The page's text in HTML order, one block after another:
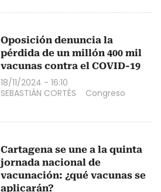
Oposición denuncia la
pérdida de un millón 400 mil
vacunas contra el COVID-19
18/11/2024 - 16:10
SEBASTIÁN CORTÉS
Congreso
Cartagena se une a la quinta
jornada nacional de
vacunación: ¿qué vacunas se
aplicarán?